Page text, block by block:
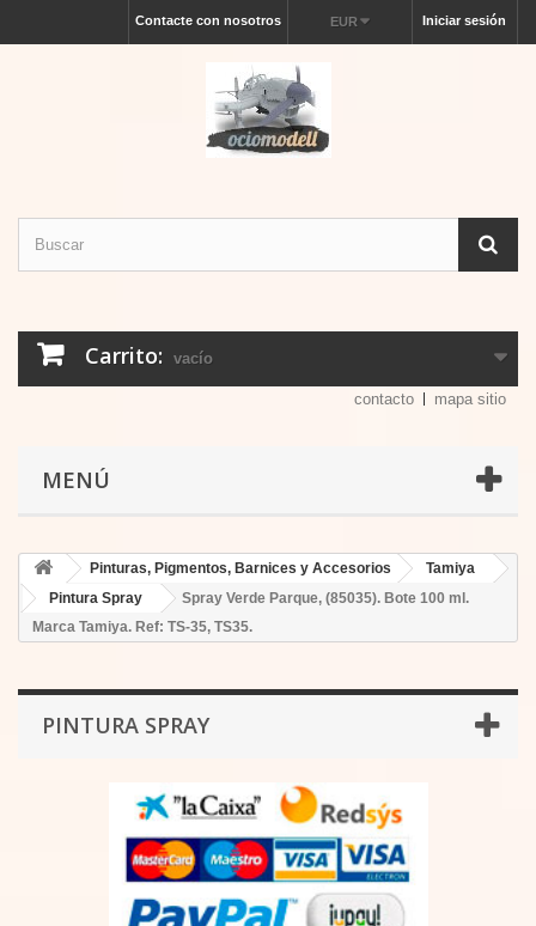
Iniciar sesión
EUR
Contacte con nosotros
Carrito: vacío
contacto mapa sitio
MENÚ
Pinturas, Pigmentos, Barnices y Accesorios
Tamiya
Pintura Spray
Spray Verde Parque, (85035). Bote 100 ml.
Marca Tamiya. Ref: TS-35, TS35.
PINTURA SPRAY